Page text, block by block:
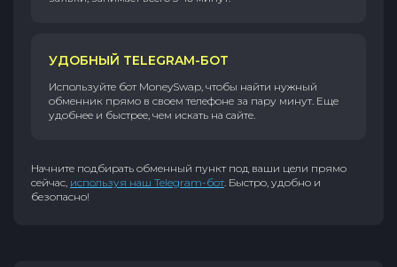
УДОБНЫЙ TELEGRAM-БОТ
Используйте бот MoneySwap, чтобы найти нужный
обменник прямо в своем телефоне за пару минут. Еще
удобнее и быстрее, чем искать на сайте.
Начните подбирать обменный пункт под ваши цели прямо
сейчас, используя наш Telegram-бот. Быстро, удобно и
безопасно!